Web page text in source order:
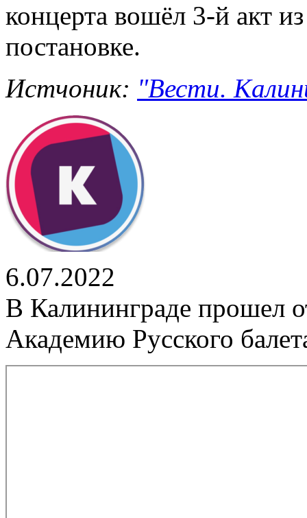
концерта вошёл 3-й акт
постановке.
Истчоник: "Вести.
6.07.2022
В Калининграде прошел
Академию Русского